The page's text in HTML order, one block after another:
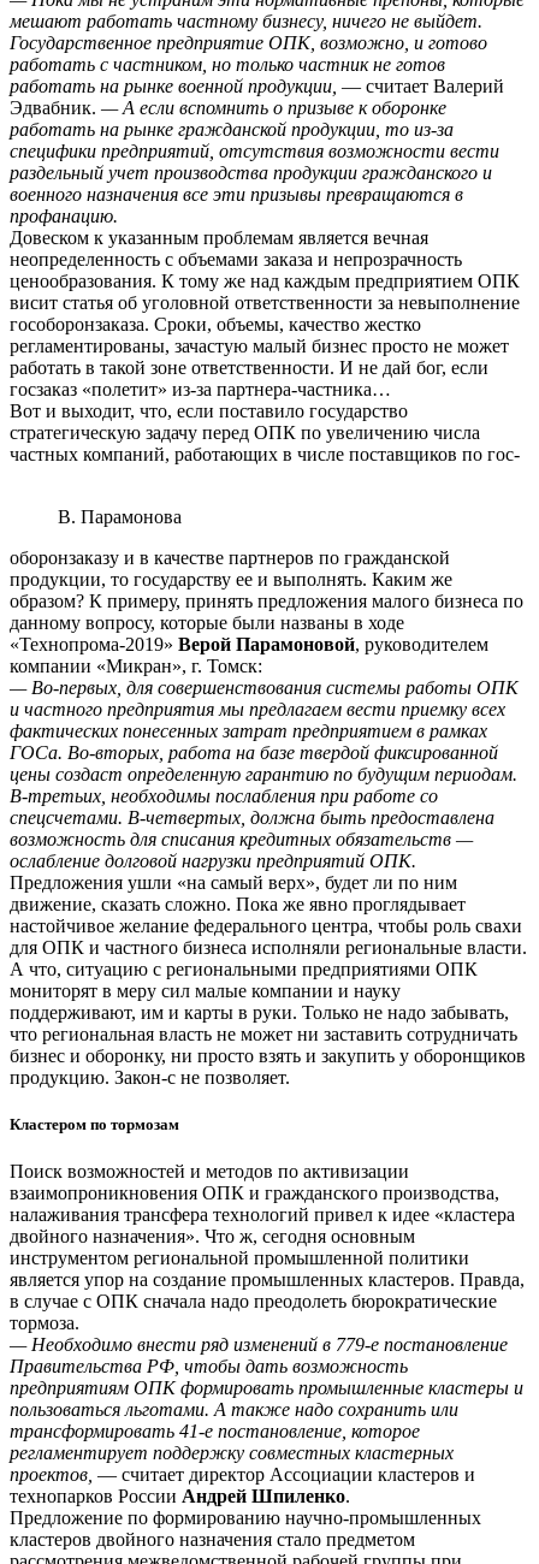
мешают работать частному бизнесу, ничего не выйдет.
Государственное предприятие ОПК, возможно, и готово
работать с частником, но только частник не готов
работать на рынке военной продукции, — считает Валерий
Эдвабник. — А если вспомнить о призыве к оборонке
работать на рынке гражданской продукции, то из-за
специфики предприятий, отсутствия возможности вести
раздельный учет производства продукции гражданского и
военного назначения все эти призывы превращаются в
профанацию.
Довеском к указанным проблемам является вечная
неопределенность с объемами заказа и непрозрачность
ценообразования. К тому же над каждым предприятием ОПК
висит статья об уголовной ответственности за невыполнение
гособоронзаказа. Сроки, объемы, качество жестко
регламентированы, зачастую малый бизнес просто не может
работать в такой зоне ответственности. И не дай бог, если
госзаказ «полетит» из-за партнера-частника…
Вот и выходит, что, если поставило государство
стратегическую задачу перед ОПК по увеличению числа
частных компаний, работающих в числе поставщиков по гос-
В. Парамонова
оборонзаказу и в качестве партнеров по гражданской
продукции, то государству ее и выполнять. Каким же
образом? К примеру, принять предложения малого бизнеса по
данному вопросу, которые были названы в ходе
«Технопрома-2019» Верой Парамоновой, руководителем
компании «Микран», г. Томск:
— Во-первых, для совершенствования системы работы ОПК
и частного предприятия мы предлагаем вести приемку всех
фактических понесенных затрат предприятием в рамках
ГОСа. Во-вторых, работа на базе твердой фиксированной
цены создаст определенную гарантию по будущим периодам.
В-третьих, необходимы послабления при работе со
спецсчетами. В-четвертых, должна быть предоставлена
возможность для списания кредитных обязательств —
ослабление долговой нагрузки предприятий ОПК.
Предложения ушли «на самый верх», будет ли по ним
движение, сказать сложно. Пока же явно проглядывает
настойчивое желание федерального центра, чтобы роль свахи
для ОПК и частного бизнеса исполняли региональные власти.
А что, ситуацию с региональными предприятиями ОПК
мониторят в меру сил малые компании и науку
поддерживают, им и карты в руки. Только не надо забывать,
что региональная власть не может ни заставить сотрудничать
бизнес и оборонку, ни просто взять и закупить у оборонщиков
продукцию. Закон-с не позволяет.
Кластером по тормозам
Поиск возможностей и методов по активизации
взаимопроникновения ОПК и гражданского производства,
налаживания трансфера технологий привел к идее «кластера
двойного назначения». Что ж, сегодня основным
инструментом региональной промышленной политики
является упор на создание промышленных кластеров. Правда,
в случае с ОПК сначала надо преодолеть бюрократические
тормоза.
— Необходимо внести ряд изменений в 779-е постановление
Правительства РФ, чтобы дать возможность
предприятиям ОПК формировать промышленные кластеры и
пользоваться льготами. А также надо сохранить или
трансформировать 41-е постановление, которое
регламентирует поддержку совместных кластерных
проектов, — считает директор Ассоциации кластеров и
технопарков России Андрей Шпиленко.
Предложение по формированию научно-промышленных
кластеров двойного назначения стало предметом